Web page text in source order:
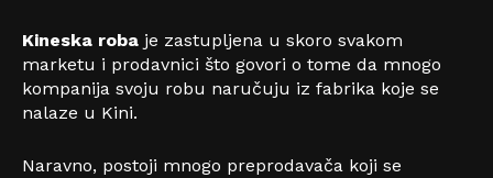
Kineska roba je zastupljena u skoro svakom
marketu i prodavnici što govori o tome da mnogo
kompanija svoju robu naručuju iz fabrika koje se
nalaze u Kini.
Naravno, postoji mnogo preprodavača koji se